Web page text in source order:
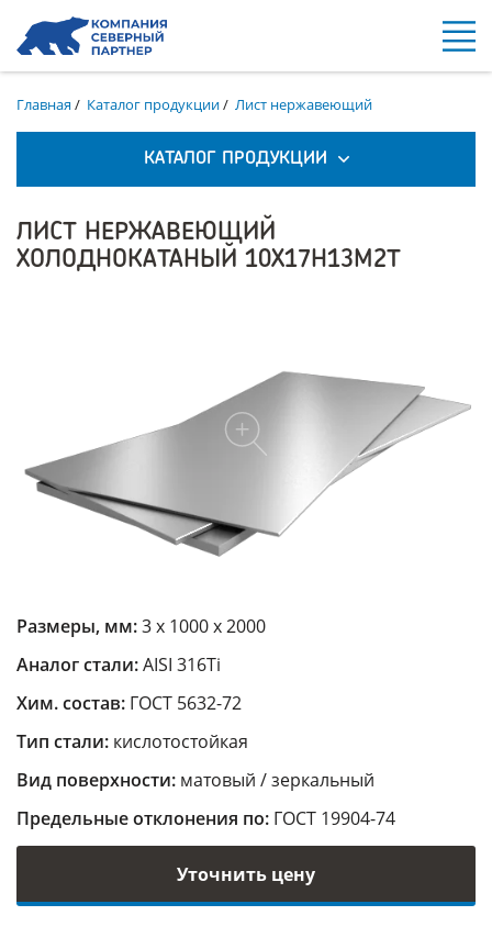
Главная/ Каталог продукции/ Лист нержавеющий
КАТАЛОГ ПРОДУКЦИИ
ЛИСТ НЕРЖАВЕЮЩИЙ
ХОЛОДНОКАТАНЫЙ 10Х17Н13М2Т
Размеры, мм:3 х 1000 х 2000
Аналог стали:AISI 316Ti
Хим. состав: ГОСТ 5632-72
Тип стали: кислотостойкая
Вид поверхности: матовый / зеркальный
Предельные отклонения по: ГОСТ 19904-74
Уточнить цену